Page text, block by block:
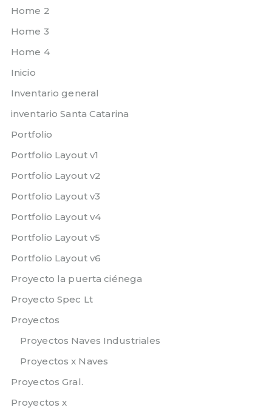
Home 2
Home 3
Home 4
Inicio
Inventario general
inventario Santa Catarina
Portfolio
Portfolio Layout v1
Portfolio Layout v2
Portfolio Layout v3
Portfolio Layout v4
Portfolio Layout v5
Portfolio Layout v6
Proyecto la puerta ciénega
Proyecto Spec Lt
Proyectos
Proyectos Naves Industriales
Proyectos x Naves
Proyectos Gral.
Proyectos x